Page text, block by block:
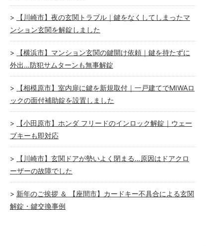
【川崎市】夜の玄関トラブル｜鍵をなくしてしまったマ
ンション玄関を解錠しました
【横浜市】マンション玄関の鍵開け依頼｜鍵を持たずに
外出…防犯サムターンも無事解錠
【相模原市】室内扉に鍵を新規取付｜一戸建てでMIWAロ
ックの面付補助錠を設置しました
【小田原市】ホンダ フリードのインロック解錠｜ウェー
ブキーも即対応
【川崎市】玄関ドアが勢いよく閉まる…原因はドアクロ
ーザーの故障でした
新年のご挨拶 ＆ 【座間市】カードキー不具合による玄関
解錠・鍵交換事例